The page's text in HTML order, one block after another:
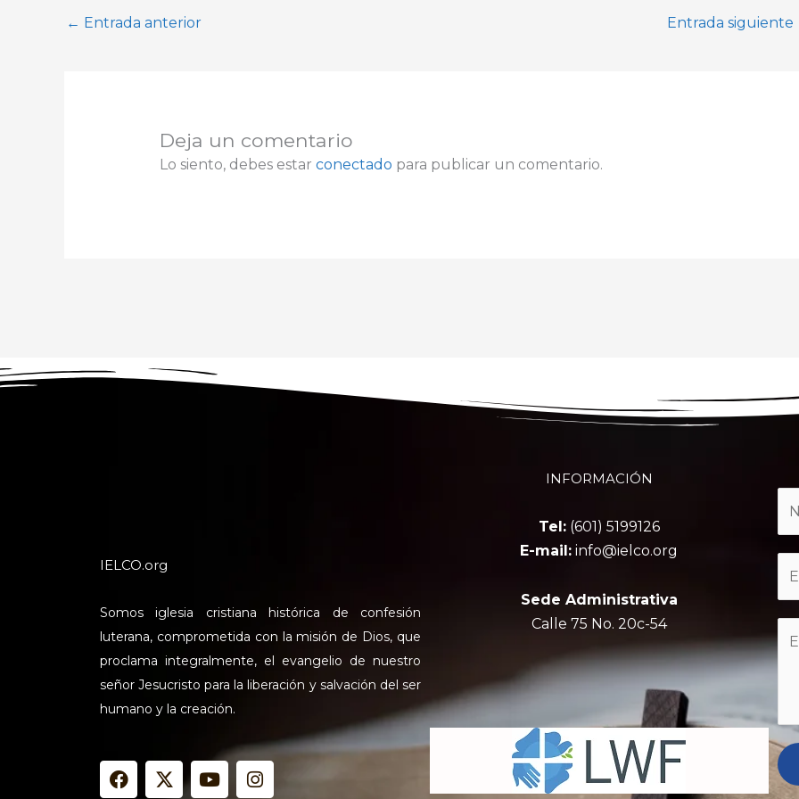
← Entrada anterior Entrada siguiente
Deja un comentario
Lo siento, debes estar conectado para publicar un comentario.
IELCO.org
Somos iglesia cristiana histórica de confesión
luterana, comprometida con la misión de Dios, que
proclama integralmente, el evangelio de nuestro
señor Jesucristo para la liberación y salvación del ser
humano y la creación.
F
a
X
-
Y
o
I
n
INFORMACIÓN
Tel:(601) 5199126
E-mail: info@ielco.org
Sede Administrativa
Calle 75 No. 20c-54